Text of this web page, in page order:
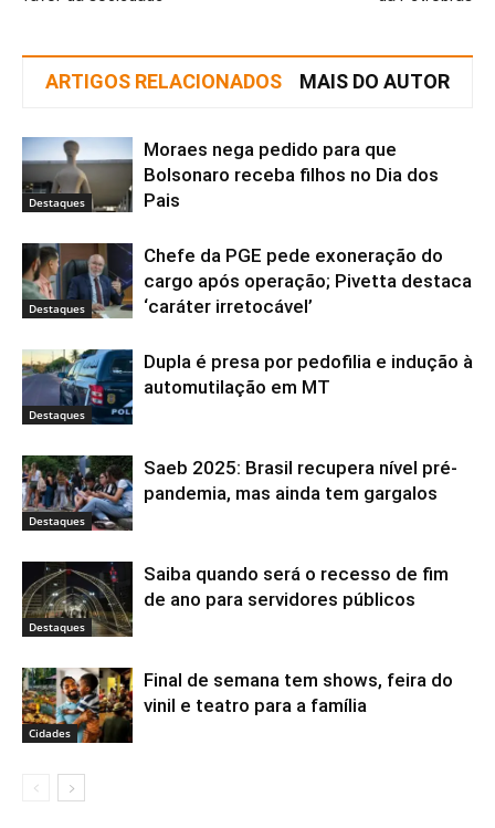
ARTIGOS RELACIONADOS MAIS DO AUTOR
Destaques
Moraes nega pedido para que
Bolsonaro receba filhos no Dia dos
Pais
Destaques
Chefe da PGE pede exoneração do
cargo após operação; Pivetta destaca
‘caráter irretocável’
Destaques
Dupla é presa por pedofilia e indução à
automutilação em MT
Destaques
Saeb 2025: Brasil recupera nível pré-
pandemia, mas ainda tem gargalos
Destaques
Saiba quando será o recesso de fim
de ano para servidores públicos
Cidades
Final de semana tem shows, feira do
vinil e teatro para a família